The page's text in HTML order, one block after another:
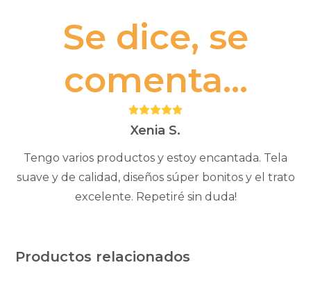
Se dice, se
comenta...
Puntuación:
5Xenia S.
Tengo varios productos y estoy encantada. Tela
suave y de calidad, diseños súper bonitos y el trato
excelente. Repetiré sin duda!
Productos relacionados